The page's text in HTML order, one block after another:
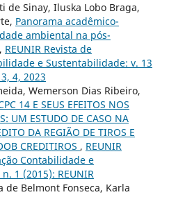
de Sinay, Iluska Lobo Braga,
Panorama acadêmico-
ambiental na pós-
, REUNIR Revista de
e Sustentabilidade: v. 13
4, 2023
Wemerson Dias Ribeiro,
14 E SEUS EFEITOS NOS
UM ESTUDO DE CASO NA
DA REGIÃO DE TIROS E
CREDITIROS , REUNIR
Contabilidade e
1 (2015): REUNIR
de Belmont Fonseca, Karla